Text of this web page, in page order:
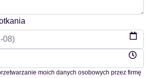
moich danych osobowych przez firmę